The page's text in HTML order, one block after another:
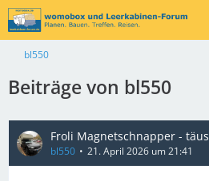
bl550
Beiträge von bl550
Froli Magnetschnapper -
bl550 21. April 2026 um 21:41